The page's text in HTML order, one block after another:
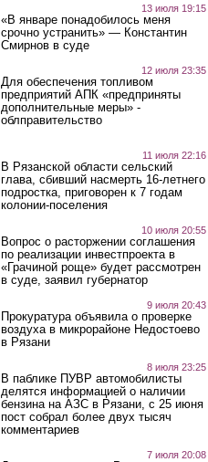
13 июля 19:15
«В январе понадобилось меня
срочно устранить» — Константин
Смирнов в суде
12 июля 23:35
Для обеспечения топливом
предприятий АПК «предприняты
дополнительные меры» -
облправительство
11 июля 22:16
В Рязанской области сельский
глава, сбивший насмерть 16-летнего
подростка, приговорен к 7 годам
колонии-поселения
10 июля 20:55
Вопрос о расторжении соглашения
по реализации инвестпроекта в
«Грачиной роще» будет рассмотрен
в суде, заявил губернатор
9 июля 20:43
Прокуратура объявила о проверке
воздуха в микрорайоне Недостоево
в Рязани
8 июля 23:25
В паблике ПУВР автомобилисты
делятся информацией о наличии
бензина на АЗС в Рязани, с 25 июня
пост собрал более двух тысяч
комментариев
7 июля 20:08